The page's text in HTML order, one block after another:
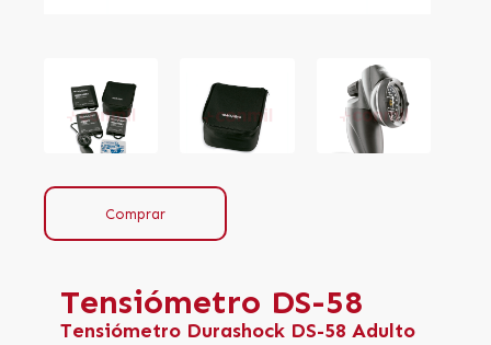
Comprar
Tensiómetro DS-58
Tensiómetro Durashock DS-58 Adulto